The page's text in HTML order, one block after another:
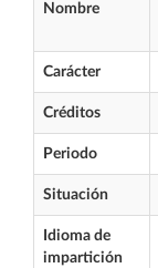
Nombre
Carácter
Créditos
Periodo
Situación
Idioma de
impartición